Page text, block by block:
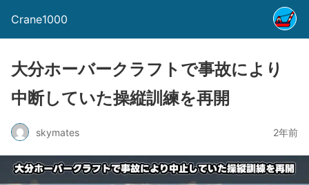
Crane1000
大分ホーバークラフトで事故により
中断していた操縦訓練を再開
skymates 2年前